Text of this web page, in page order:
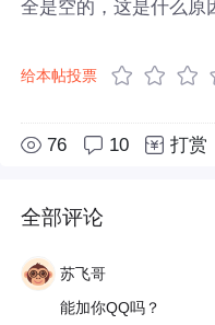
全是空的，这是什么原
给本帖投票
76 10 打赏
全部评论
苏飞哥
能加你QQ吗？